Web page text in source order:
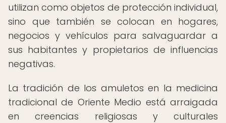
utilizan como objetos de protección individual,
sino que también se colocan en hogares,
negocios y vehículos para salvaguardar a
sus habitantes y propietarios de influencias
negativas.
La tradición de los amuletos en la medicina
tradicional de Oriente Medio está arraigada
en creencias religiosas y culturales